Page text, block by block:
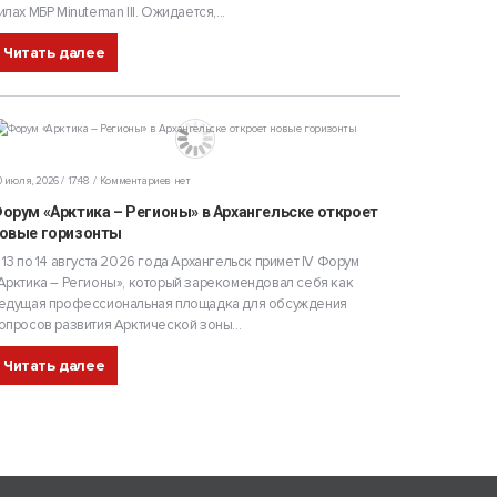
МБР Minuteman III. Ожидается,...
Читать далее
июля, 2026 / 17:48 Комментариев нет
«Арктика – Регионы» в Архангельске откроет
горизонты
по 14 августа 2026 года Архангельск примет IV Форум
– Регионы», который зарекомендовал себя как
профессиональная площадка для обсуждения
развития Арктической зоны...
Читать далее